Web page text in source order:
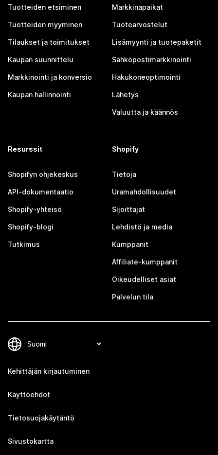
Tuotteiden etsiminen
Tuotteiden myyminen
Tilaukset ja toimitukset
Kaupan suunnittelu
Markkinointi ja konversio
Kaupan hallinnointi
Markkinapaikat
Tuotearvostelut
Lisämyynti ja tuotepaketit
Sähköpostimarkkinointi
Hakukoneoptimointi
Lähetys
Valuutta ja käännös
Resurssit
Shopifyn ohjekeskus
API-dokumentaatio
Shopify-yhteisö
Shopify-blogi
Tutkimus
Shopify
Tietoja
Uramahdollisuudet
Sijoittajat
Lehdistö ja media
Kumppanit
Affiliate-kumppanit
Oikeudelliset asiat
Palvelun tila
Kehittäjän kirjautuminen
Käyttöehdot
Tietosuojakäytäntö
Sivustokartta